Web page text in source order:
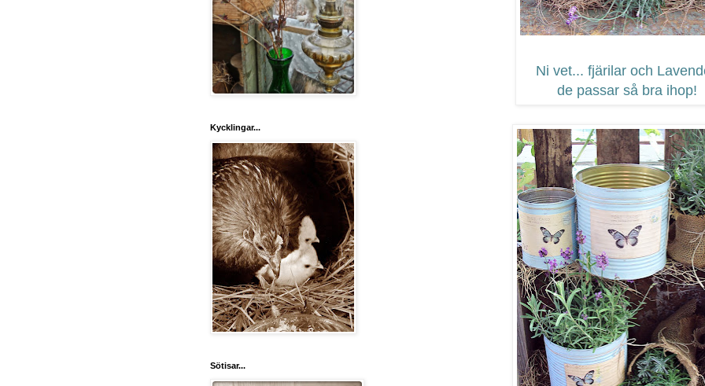
Ni vet... fjärilar och
de passar så bra ihop!
Kycklingar...
Sötisar...